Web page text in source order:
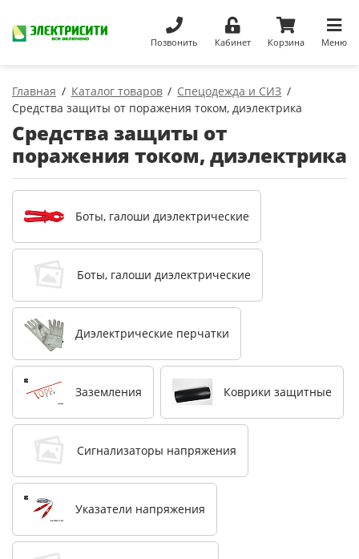
Позвонить Кабинет Корзина Меню
Главная Каталог товаров
Спецодежда и СИЗ
Средства защиты от поражения током, диэлектрика
Средства защиты от
поражения током, диэлектрика
Боты, галоши диэлектрические
Боты, галоши диэлектрические
Диэлектрические перчатки
Заземления Коврики защитные
Сигнализаторы напряжения
Указатели напряжения